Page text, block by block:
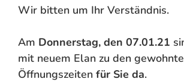
Wir bitten um Ihr Verständnis.
Am Donnerstag, den 07.01.21
mit neuem Elan zu den
Öffnungszeiten für Sie da.